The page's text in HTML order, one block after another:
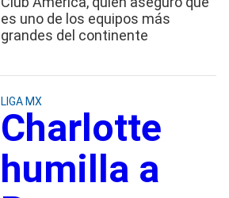
es uno de los equipos más
grandes del continente
LIGA MX
Charlotte
humilla a